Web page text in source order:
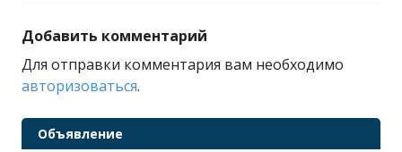
Добавить комментарий
Для отправки комментария вам необходимо
авторизоваться.
Объявление